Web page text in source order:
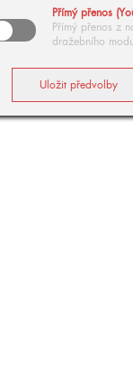
Přímý přenos
Přímý přenos z
dražebního